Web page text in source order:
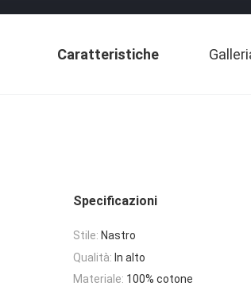
Caratteristiche
Specificazioni
Stile: Nastro
Qualità: In alto
Materiale: 100% cotone